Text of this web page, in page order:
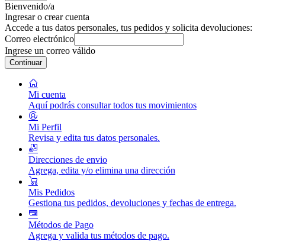
Bienvenido/a
Ingresar o crear cuenta
Accede a tus datos personales, tus pedidos y solicita devoluciones:
Correo electrónico
Ingrese un correo válido
Continuar
Mi cuenta
Aquí podrás consultar todos tus movimientos
Mi Perfil
Revisa y edita tus datos personales.
Direcciones de envio
Agrega, edita y/o elimina una dirección
Mis Pedidos
Gestiona tus pedidos, devoluciones y fechas de entrega.
Métodos de Pago
Agrega y valida tus métodos de pago.